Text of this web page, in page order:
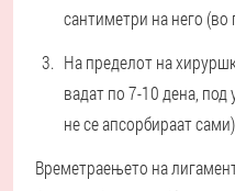
сантиметри на него (во
На пределот на
вадат по 7-10 дена,
не се апсорбираат
Времетраењето на